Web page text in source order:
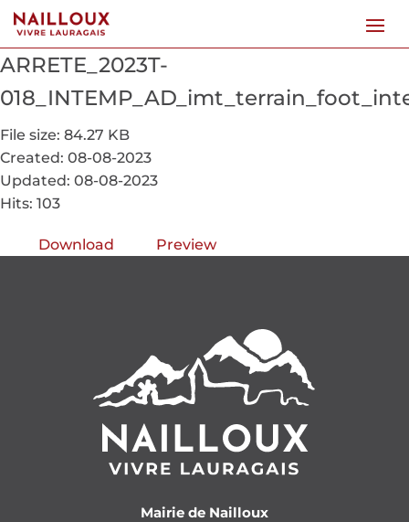
ARRETE_2023T-
File size: 84.27 KB
Created: 08-08-2023
Updated: 08-08-2023
Hits: 103
Download Preview
Mairie de Nailloux